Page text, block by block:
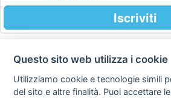
Iscriviti
Privacy
policy
Avviso
legale
Questo sito web utilizza i cookie
Utilizziamo cookie e tecnologie simili
del sito e altre finalità. Puoi accettare